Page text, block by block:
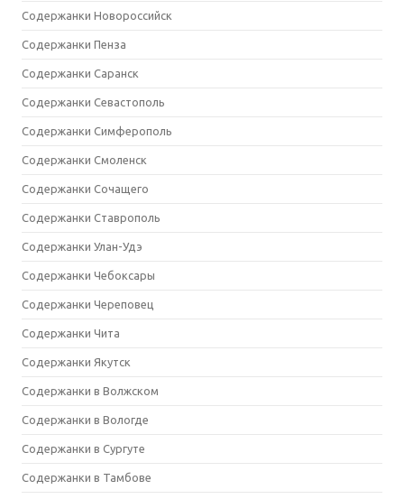
Содержанки Новороссийск
Содержанки Пенза
Содержанки Саранск
Содержанки Севастополь
Содержанки Симферополь
Содержанки Смоленск
Содержанки Сочащего
Содержанки Ставрополь
Содержанки Улан-Удэ
Содержанки Чебоксары
Содержанки Череповец
Содержанки Чита
Содержанки Якутск
Содержанки в Волжском
Содержанки в Вологде
Содержанки в Сургуте
Содержанки в Тамбове